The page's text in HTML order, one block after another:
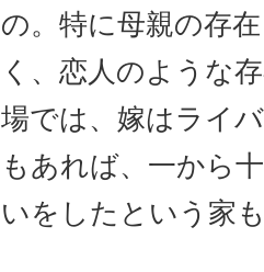
の。特に母親の存
く、恋人のような
場では、嫁はライ
もあれば、一から
いをしたという家